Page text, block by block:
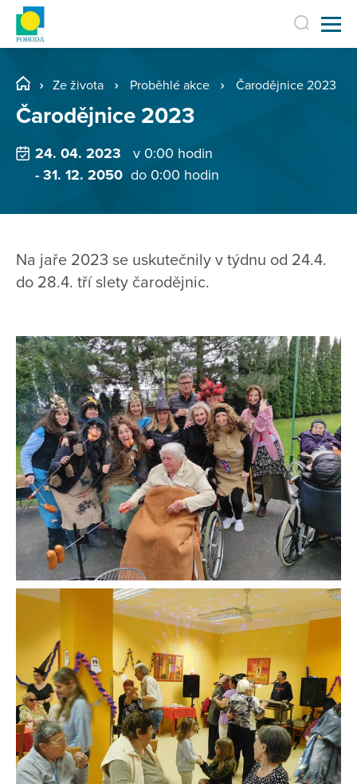
Ze života Proběhlé akce Čarodějnice 2023
Čarodějnice 2023
24. 04. 2023
v 0:00 hodin
- 31. 12. 2050 do 0:00 hodin
Na jaře 2023 se uskutečnily v týdnu od 24.4.
do 28.4. tří slety čarodějnic.